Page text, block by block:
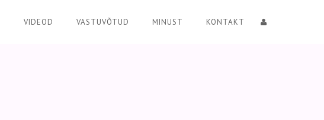
VIDEOD VASTUVÕTUD MINUST KONTAKT